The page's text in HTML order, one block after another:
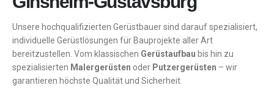
Unsere hochqualifizierten Gerüstbauer sind darauf spezialisiert,
individuelle Gerüstlösungen für Bauprojekte aller Art
bereitzustellen. Vom klassischen Gerüstaufbau bis hin zu
spezialisierten Malergerüsten oder Putzergerüsten – wir
garantieren höchste Qualität und Sicherheit.